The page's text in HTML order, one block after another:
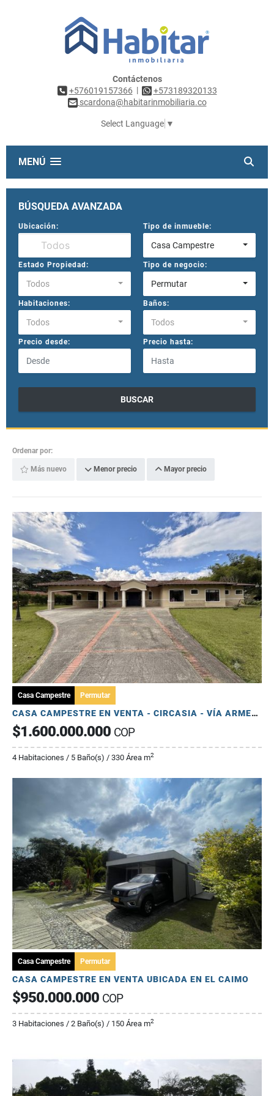
Contáctenos
+576019157366 |
+573189320133
scardona@habitarinmobiliaria.co
Select Language ▼
MENÚ
BÚSQUEDA AVANZADA
Ubicación: Tipo de inmueble:
Casa Campestre
Estado Propiedad:
Todos
Tipo de negocio:
Permutar
Habitaciones:
Todos
Baños:
Todos
Precio desde: Precio hasta:
BUSCAR
Ordenar por:
Más nuevo Menor precio Mayor precio
Casa Campestre Permutar
CASA CAMPESTRE EN VENTA - CIRCASIA - VÍA ARMENIA PEREIRA
$1.600.000.000 COP
4 Habitaciones / 5 Baño(s) / 330 Área m2
Casa Campestre Permutar
CASA CAMPESTRE EN VENTA UBICADA EN EL CAIMO
$950.000.000 COP
3 Habitaciones / 2 Baño(s) / 150 Área m2